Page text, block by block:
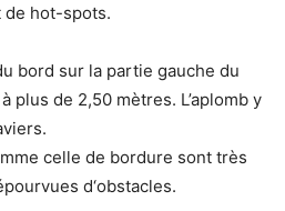
de hot-spots.
bord sur la partie gauche du
plus de 2,50 mètres. L’aplomb y
celle de bordure sont très
d‘obstacles.